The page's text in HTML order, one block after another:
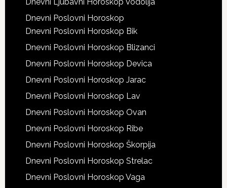
Dnevni Ljubavni Horoskop Vodolija
Dnevni Poslovni Horoskop
Dnevni Poslovni Horoskop Bik
Dnevni Poslovni Horoskop Blizanci
Dnevni Poslovni Horoskop Devica
Dnevni Poslovni Horoskop Jarac
Dnevni Poslovni Horoskop Lav
Dnevni Poslovni Horoskop Ovan
Dnevni Poslovni Horoskop Ribe
Dnevni Poslovni Horoskop Škorpija
Dnevni Poslovni Horoskop Strelac
Dnevni Poslovni Horoskop Vaga